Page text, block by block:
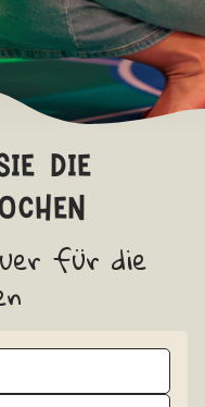
und erhalten Sie
Bedingungen
die
für die